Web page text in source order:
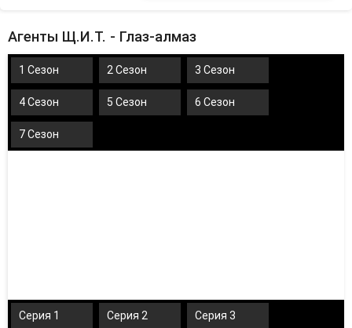
Агенты Щ.И.Т. - Глаз-алмаз
1 Сезон 2 Сезон 3 Сезон
4 Сезон 5 Сезон 6 Сезон
7 Сезон
Серия 1 Серия 2 Серия 3